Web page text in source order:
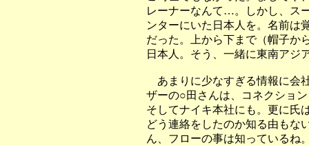
レーナーなんて…。しかし、ス
ンターにいた日本人を。名前は
だった。上から下まで（帽子か
日本人。そう、一緒に東南アジ
あまりに少なすぎる情報に会
ザーの○田さんは、コネクショ
そしてナイキ本社にも。更に氏
どう連絡をしたのか知る由もな
ん、フローの事は知っているね